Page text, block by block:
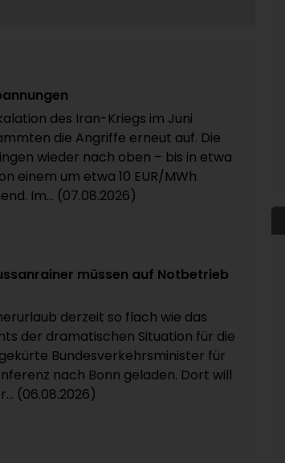
des Iran-Kriegs im Juni
die Angriffe erneut auf. Die
wieder nach oben – bis in etwa
einem um etwa 10 EUR/MWh
Im... (07.08.2026)
müssen auf Notbetrieb
derzeit so flach wie das
der dramatischen Situation für die
Bundesverkehrsminister für
nach Bonn geladen. Dort will
(06.08.2026)